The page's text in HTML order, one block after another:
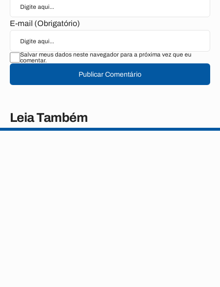
E-mail (Obrigatório)
Salvar meus dados neste navegador para a próxima vez que eu
comentar.
Publicar Comentário
Leia Também